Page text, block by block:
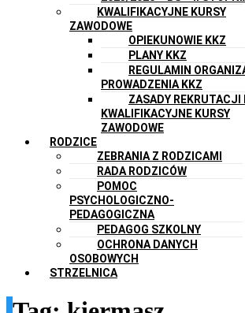
KWALIFIKACYJNE KURSY
ZAWODOWE
OPIEKUNOWIE KKZ
PLANY KKZ
REGULAMIN
PROWADZENIA KKZ
ZASADY REKRUTACJI
KWALIFIKACYJNE KURSY
ZAWODOWE
RODZICE
ZEBRANIA Z RODZICAMI
RADA RODZICÓW
POMOC
PSYCHOLOGICZNO-
PEDAGOGICZNA
PEDAGOG SZKOLNY
OCHRONA DANYCH
OSOBOWYCH
STRZELNICA